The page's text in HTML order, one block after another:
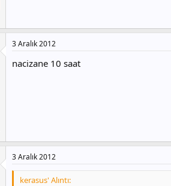
3 Aralık 2012
nacizane 10 saat
3 Aralık 2012
kerasus' Alıntı: